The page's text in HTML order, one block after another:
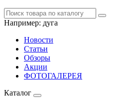
Например: дуга
Новости
Статьи
Обзоры
Акции
ФОТОГАЛЕРЕЯ
Каталог